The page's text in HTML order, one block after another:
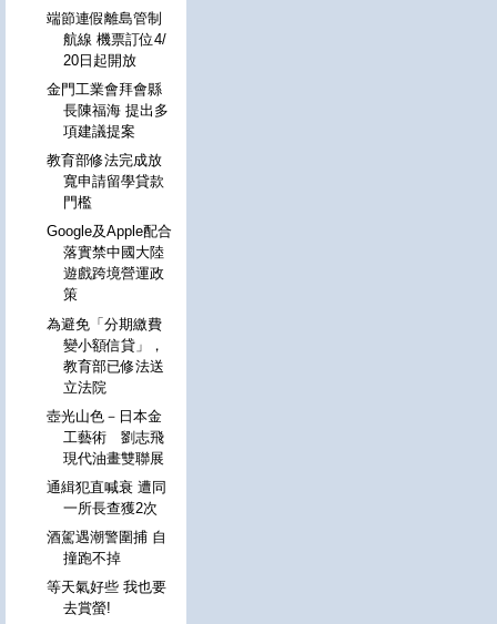
端節連假離島管制
航線 機票訂位4/
20日起開放
金門工業會拜會縣
長陳福海 提出多
項建議提案
教育部修法完成放
寬申請留學貸款
門檻
Google及Apple配合
落實禁中國大陸
遊戲跨境營運政
策
為避免「分期繳費
變小額信貸」，
教育部已修法送
立法院
壺光山色－日本金
工藝術 劉志飛
現代油畫雙聯展
通緝犯直喊衰 遭同
一所長查獲2次
酒駕遇潮警圍捕 自
撞跑不掉
等天氣好些 我也要
去賞螢!